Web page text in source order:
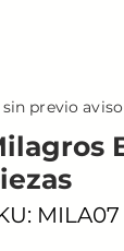
MILA07
previo aviso